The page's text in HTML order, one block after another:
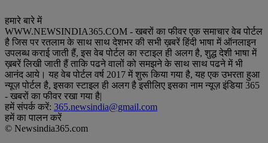
हमारे बारे में
WWW.NEWSINDIA365.COM - खबरों का फीवर एक समाचार वेब पोर्टल
है जिस पर रतलाम के साथ साथ देशभर की सभी ख़बरें हिंदी भाषा में ऑनलाइन
उपलब्ध कराई जाती हैं, इस वेब पोर्टल का स्टाइल ही अलग है, शुद्ध देशी भाषा में
ख़बरें लिखी जाती हैं ताकि पढने वालों को समझने के साथ साथ पढने में भी
आनंद आये। यह वेब पोर्टल वर्ष 2017 में शुरू किया गया है, यह एक उभरता हुआ
न्यूज़ पोर्टल है, इसका स्टाइल ही अलग है इसीलिए इसका नाम न्यूज़ इंडिया 365
- खबरों का फीवर रखा गया है|
हमें संपर्क करें: 365.newsindia@gmail.com
हमें का पालन करें
© Newsindia365.com